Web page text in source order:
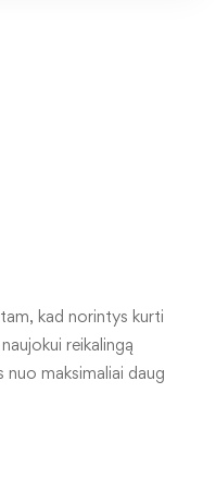
kad norintys kurti
reikalingą
maksimaliai daug